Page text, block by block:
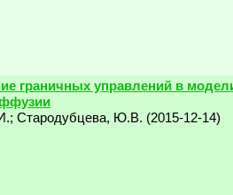
граничных управлений в
; Стародубцева, Ю.В. (2015-12-14)